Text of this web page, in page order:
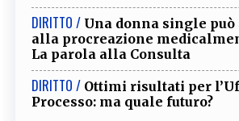
DIRITTO / Una donna single può
alla procreazione
La parola alla Consulta
DIRITTO / Ottimi risultati per
Processo: ma quale futuro?